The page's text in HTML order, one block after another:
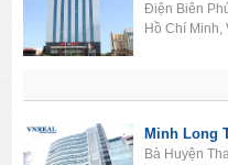
Điện Biên
Hồ Chí Minh,
Minh Long
Bà Huyện